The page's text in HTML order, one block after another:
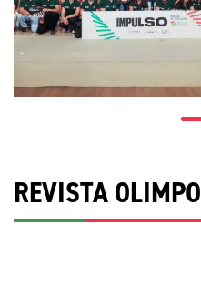
REVISTA OLIMPO